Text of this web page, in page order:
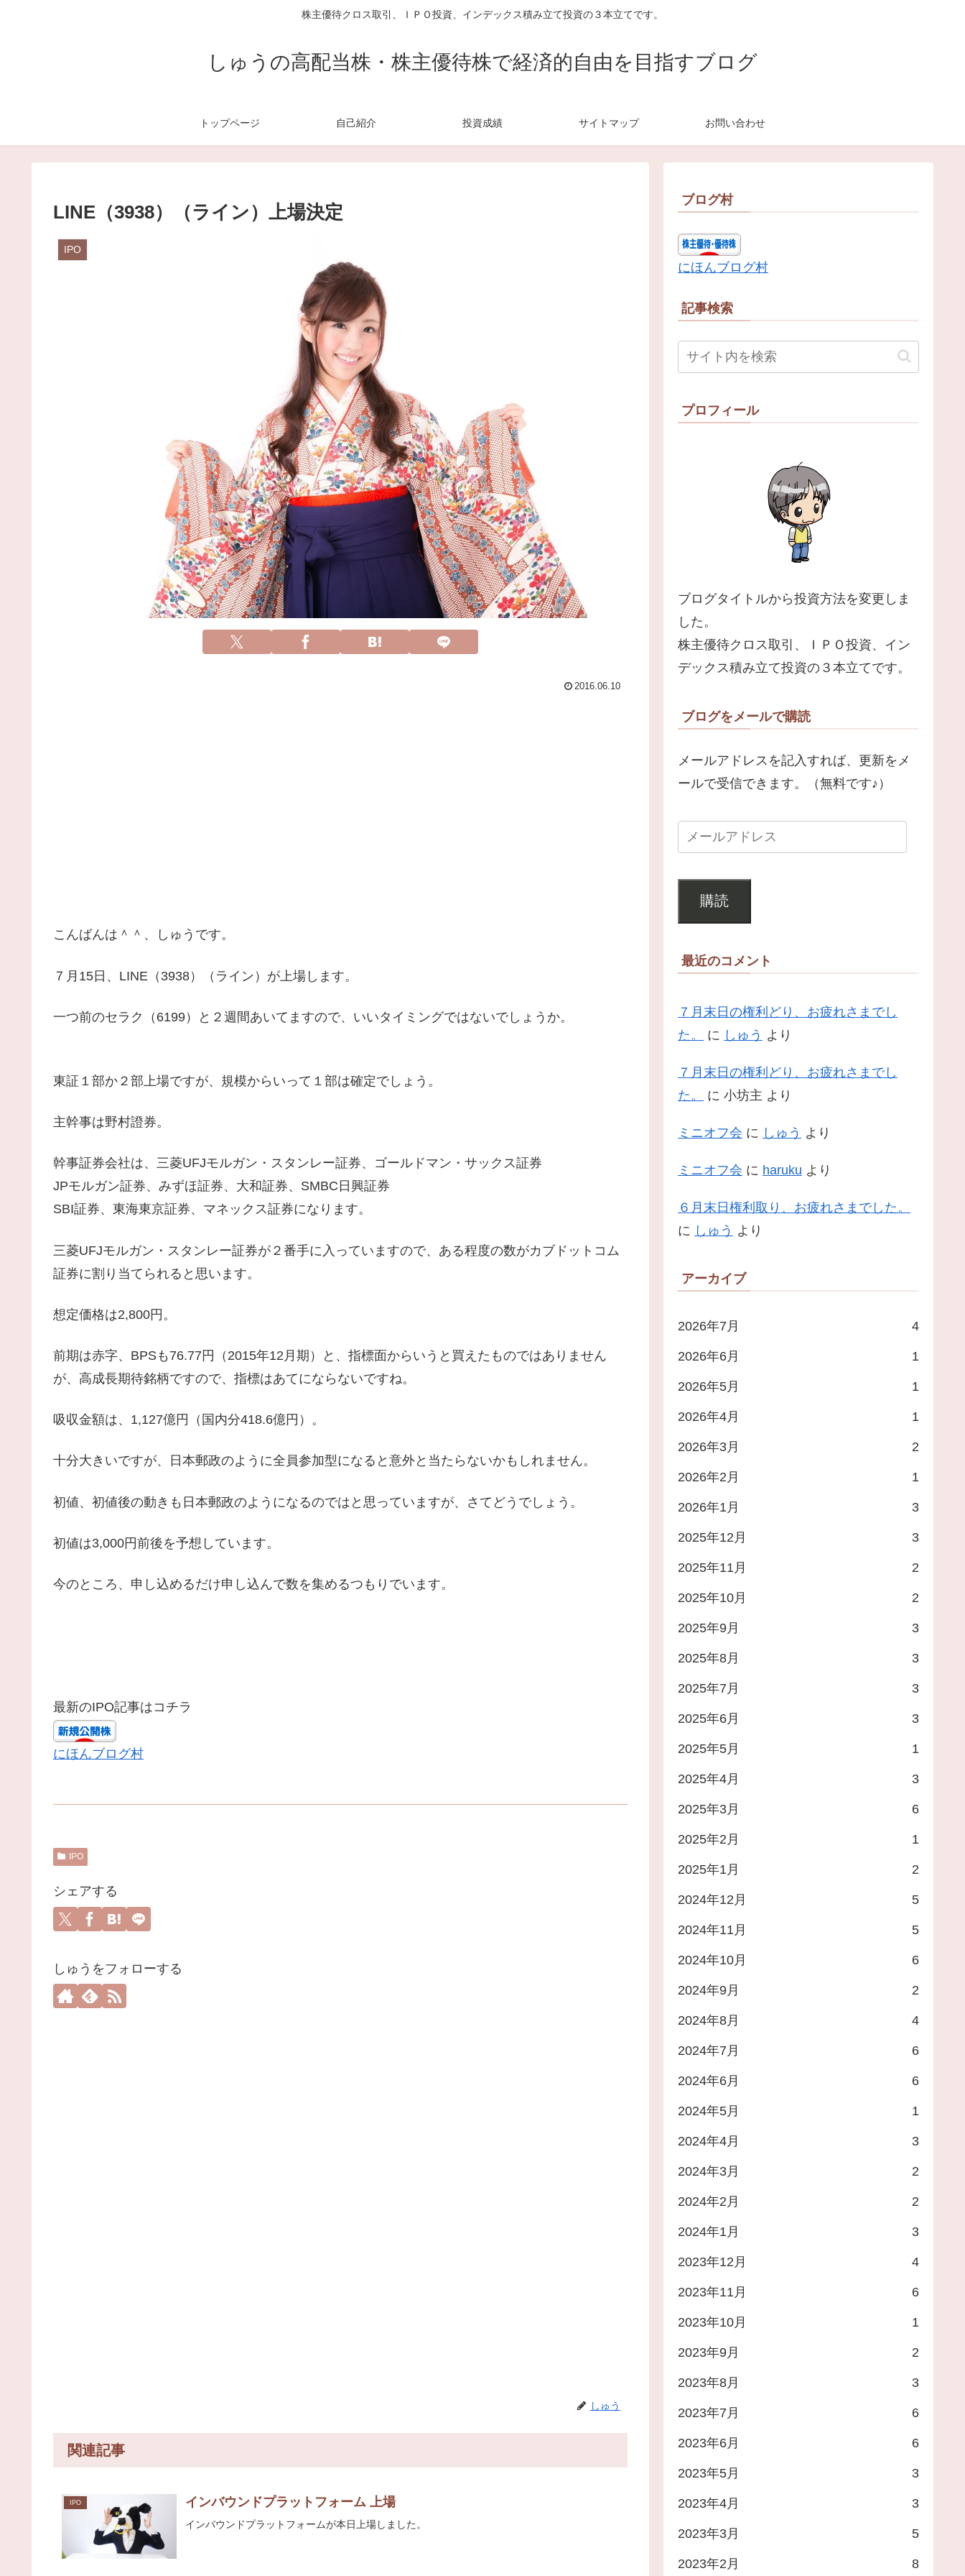
株主優待クロス取引、ＩＰＯ投資、インデックス積み立て投資の３本立てです。
しゅうの高配当株・株主優待株で経済的自由を目指すブログ
トップページ 自己紹介 投資成績 サイトマップ お問い合わせ
LINE（3938）（ライン）上場決定
IPO
2016.06.10
こんばんは＾＾、しゅうです。
７月15日、LINE（3938）（ライン）が上場します。
一つ前のセラク（6199）と２週間あいてますので、いいタイミングではないでしょうか。
東証１部か２部上場ですが、規模からいって１部は確定でしょう。
主幹事は野村證券。
幹事証券会社は、三菱UFJモルガン・スタンレー証券、ゴールドマン・サックス証券
JPモルガン証券、みずほ証券、大和証券、SMBC日興証券
SBI証券、東海東京証券、マネックス証券になります。
三菱UFJモルガン・スタンレー証券が２番手に入っていますので、ある程度の数がカブドットコム
証券に割り当てられると思います。
想定価格は2,800円。
前期は赤字、BPSも76.77円（2015年12月期）と、指標面からいうと買えたものではありません
が、高成長期待銘柄ですので、指標はあてにならないですね。
吸収金額は、1,127億円（国内分418.6億円）。
十分大きいですが、日本郵政のように全員参加型になると意外と当たらないかもしれません。
初値、初値後の動きも日本郵政のようになるのではと思っていますが、さてどうでしょう。
初値は3,000円前後を予想しています。
今のところ、申し込めるだけ申し込んで数を集めるつもりでいます。
最新のIPO記事はコチラ
にほんブログ村
IPO
シェアする
しゅうをフォローする
しゅう
関連記事
IPO インバウンドプラットフォーム 上場
インバウンドプラットフォームが本日上場しました。
ブログ村
にほんブログ村
記事検索
プロフィール
ブログタイトルから投資方法を変更しま
した。
株主優待クロス取引、ＩＰＯ投資、イン
デックス積み立て投資の３本立てです。
ブログをメールで購読
メールアドレスを記入すれば、更新をメ
ールで受信できます。（無料です♪）
購読
最近のコメント
７月末日の権利どり、お疲れさまでし
た。
に しゅう より
７月末日の権利どり、お疲れさまでし
た。
に 小坊主 より
ミニオフ会 に しゅう より
ミニオフ会 に haruku より
６月末日権利取り、お疲れさまでした。
に しゅう より
アーカイブ
2026年7月 4
2026年6月 1
2026年5月 1
2026年4月 1
2026年3月 2
2026年2月 1
2026年1月 3
2025年12月 3
2025年11月 2
2025年10月 2
2025年9月 3
2025年8月 3
2025年7月 3
2025年6月 3
2025年5月 1
2025年4月 3
2025年3月 6
2025年2月 1
2025年1月 2
2024年12月 5
2024年11月 5
2024年10月 6
2024年9月 2
2024年8月 4
2024年7月 6
2024年6月 6
2024年5月 1
2024年4月 3
2024年3月 2
2024年2月 2
2024年1月 3
2023年12月 4
2023年11月 6
2023年10月 1
2023年9月 2
2023年8月 3
2023年7月 6
2023年6月 6
2023年5月 3
2023年4月 3
2023年3月 5
2023年2月 8